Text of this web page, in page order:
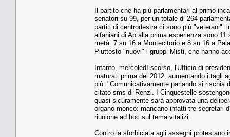
Il partito che ha più parlamentari al primo
senatori su 99, per un totale di 264
partiti di centrodestra ci sono più "veterani":
alfaniani di Ap alla prima esperienza sono
metà: 7 su 16 a Montecitorio e 8 su 16 a
Piuttosto "nuovi" i gruppi Misti, che hanno
Intanto, mercoledì scorso, l'Ufficio di
maturati prima del 2012, aumentando i tagli
più: "Comunicativamente parlando si rischia
citato sms di Renzi. I Cinquestelle
quasi sicuramente sarà approvata una
organo monco: mancano infatti tre segretari
riunione ad hoc sul tema vitalizi.
Contro la sforbiciata agli assegni protestano